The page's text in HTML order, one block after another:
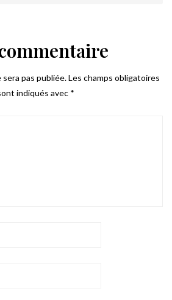
pas publiée.Les champs obligatoires
indiqués avec *